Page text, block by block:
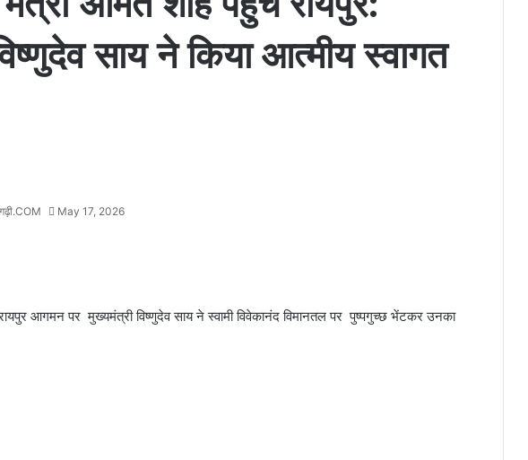
साय ने किया आत्मीय स्वागत
May 17, 2026
आगमन पर मुख्यमंत्री विष्णुदेव साय ने स्वामी विवेकानंद विमानतल पर पुष्पगुच्छ भेंटकर उनका